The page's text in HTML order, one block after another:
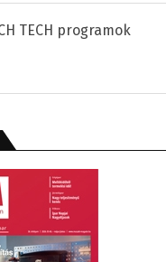
TECH programok